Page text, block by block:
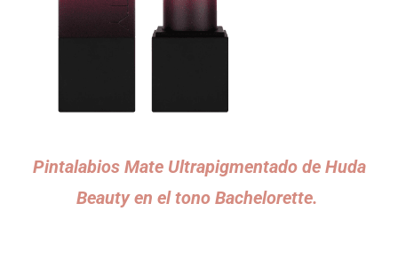
Pintalabios Mate Ultrapigmentado de Huda
Beauty en el tono Bachelorette.